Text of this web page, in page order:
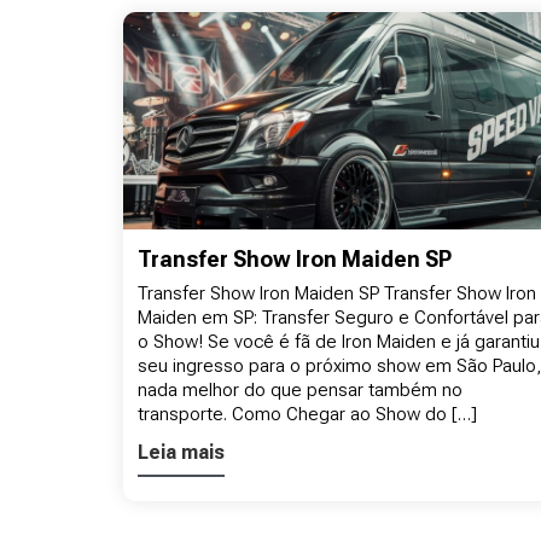
Transfer Show Iron Maiden SP
Transfer Show Iron Maiden SP Transfer Show Iron
Maiden em SP: Transfer Seguro e Confortável
o Show! Se você é fã de Iron Maiden e já garantiu
seu ingresso para o próximo show em São Paulo,
nada melhor do que pensar também no
transporte. Como Chegar ao Show do […]
Leia mais